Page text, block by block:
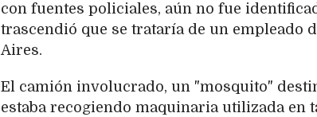
con fuentes policiales, aún no fue
trascendió que se trataría de un empleado
Aires.
El camión involucrado, un "mosquito"
estaba recogiendo maquinaria utilizada en